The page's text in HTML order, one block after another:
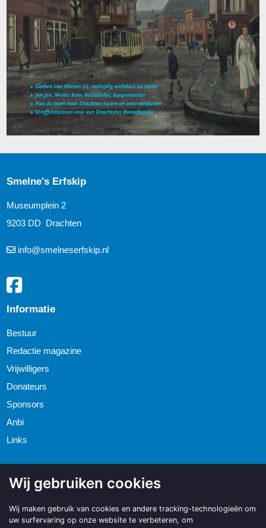
Wij gebruiken cookies
Wij maken gebruik van cookies en andere tracking-technologieën om
uw surfervaring op onze website te verbeteren, om
Smelne's Erfskip
Museumplein 2
9203 DD Drachten
info@smelneserfskip.nl
Informatie
Bestuur
Redactie magazine
Vrijwilligers
Donateurs
Sponsors
Anbi
Links